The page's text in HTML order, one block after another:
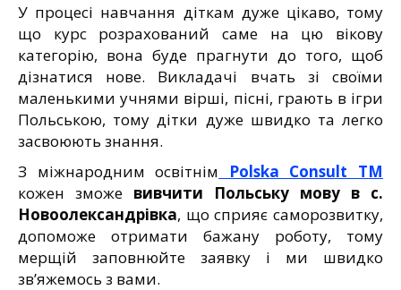
У процесі навчання діткам дуже цікаво, тому
що курс розрахований саме на цю вікову
категорію, вона буде прагнути до того, щоб
дізнатися нове. Викладачі вчать зі своїми
маленькими учнями вірші, пісні, грають в ігри
Польською, тому дітки дуже швидко та легко
засвоюють знання.
З міжнародним освітнім Polska Consult TM
кожен зможе вивчити Польську мову в с.
Новоолександрівка, що сприяє саморозвитку,
допоможе отримати бажану роботу, тому
мерщій заповнюйте заявку і ми швидко
зв’яжемось з вами.